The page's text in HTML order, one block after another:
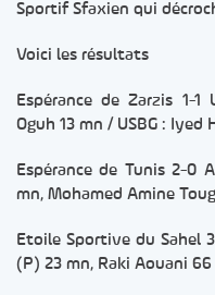
Sportif Sfaxien qui
Voici les résultats
Espérance de Zarzis 1-1
Oguh 13 mn / USBG : Iyed
Espérance de Tunis 2-0
mn, Mohamed Amine
Etoile Sportive du Sahel
(P) 23 mn, Raki Aouani